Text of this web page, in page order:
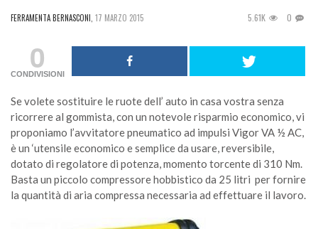
FERRAMENTA BERNASCONI 17 MARZO 2015 5.61K 0
0
CONDIVISIONI
Se volete sostituire le ruote dell’ auto in casa vostra senza
ricorrere al gommista, con un notevole risparmio economico, vi
proponiamo l’avvitatore pneumatico ad impulsi Vigor VA ½ AC,
è un ‘utensile economico e semplice da usare, reversibile,
dotato di regolatore di potenza, momento torcente di 310 Nm.
Basta un piccolo compressore hobbistico da 25 litri per fornire
la quantità di aria compressa necessaria ad effettuare il lavoro.